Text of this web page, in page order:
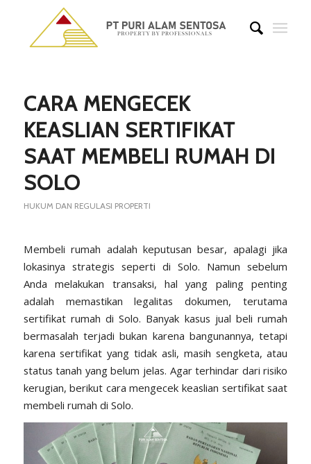
CARA MENGECEK
KEASLIAN SERTIFIKAT
SAAT MEMBELI RUMAH DI
SOLO
HUKUM DAN REGULASI PROPERTI
Membeli rumah adalah keputusan besar, apalagi jika
lokasinya strategis seperti di Solo. Namun sebelum
Anda melakukan transaksi, hal yang paling penting
adalah memastikan legalitas dokumen, terutama
sertifikat rumah di Solo. Banyak kasus jual beli rumah
bermasalah terjadi bukan karena bangunannya, tetapi
karena sertifikat yang tidak asli, masih sengketa, atau
status tanah yang belum jelas. Agar terhindar dari risiko
kerugian, berikut cara mengecek keaslian sertifikat saat
membeli rumah di Solo.